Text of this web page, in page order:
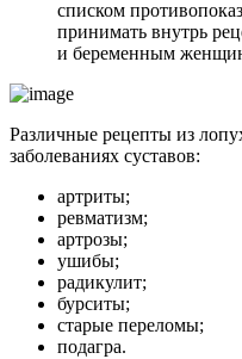
списком
принимать внутрь
и беременным
Различные рецепты из
заболеваниях суставов:
артриты;
ревматизм;
артрозы;
ушибы;
радикулит;
бурситы;
старые переломы;
подагра.